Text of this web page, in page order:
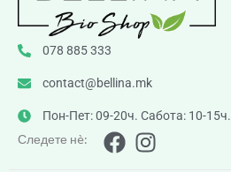
078 885 333
contact@bellina.mk
Пон-Пет: 09-20ч. Сабота: 10-15ч.
Следете нè: